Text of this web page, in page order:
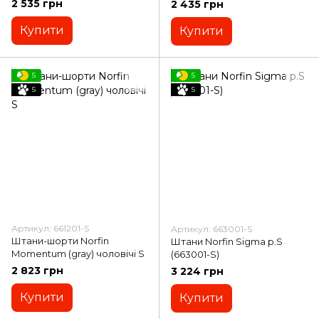
2 535 грн
Купити
2 435 грн
Купити
5
5
Артикул: 661201-S
Штани-шорти Norfin
Momentum (gray) чоловічі S
2 823 грн
Купити
5
5
Артикул: 663001-S
Штани Norfin Sigma р.S
(663001-S)
3 224 грн
Купити